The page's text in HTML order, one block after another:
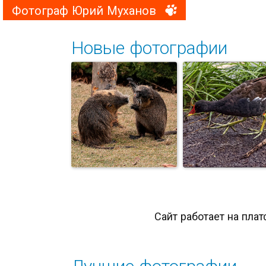
Фотограф Юрий Муханов
Новые фотографии
Нутрии на
- Не видели
Сайт работает на